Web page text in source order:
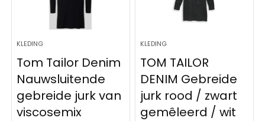
KLEDING
Tom Tailor Denim
Nauwsluitende
gebreide jurk van
viscosemix
KLEDING
TOM TAILOR
DENIM Gebreide
jurk rood / zwart
gemêleerd / wit